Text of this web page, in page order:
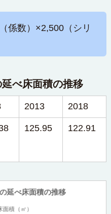
係数）×2,500（シリ
べ床面積の推移
2013 2018
125.95 122.91